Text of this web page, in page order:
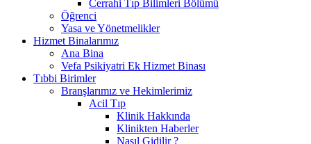
Cerrahi Tıp Bilimleri Bölümü
Öğrenci
Yasa ve Yönetmelikler
Hizmet Binalarımız
Ana Bina
Vefa Psikiyatri Ek Hizmet Binası
Tıbbi Birimler
Branşlarımız ve Hekimlerimiz
Acil Tıp
Klinik Hakkında
Klinikten Haberler
Nasıl Gidilir ?